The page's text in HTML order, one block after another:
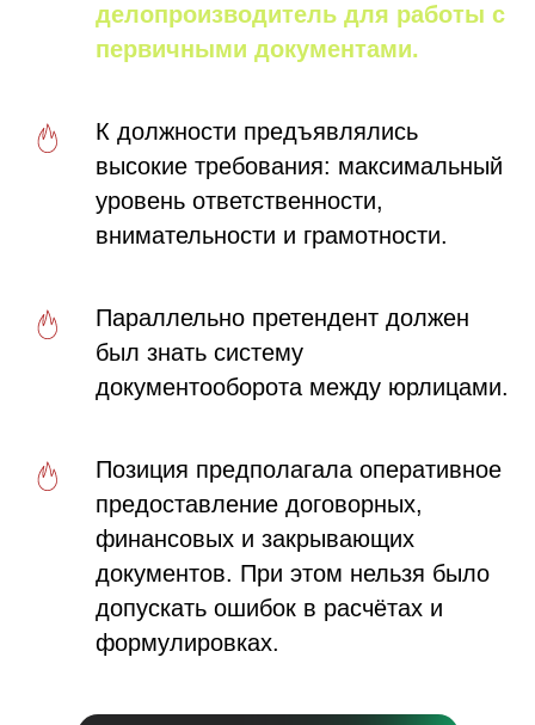
делопроизводитель для работы с
первичными документами.
К должности предъявлялись
высокие требования: максимальный
уровень ответственности,
внимательности и грамотности.
Параллельно претендент должен
был знать систему
документооборота между юрлицами.
Позиция предполагала оперативное
предоставление договорных,
финансовых и закрывающих
документов. При этом нельзя было
допускать ошибок в расчётах и
формулировках.